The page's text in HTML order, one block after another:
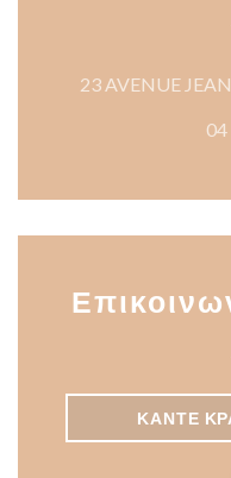
23 AVENUE
04
ΚΆΝΤΕ